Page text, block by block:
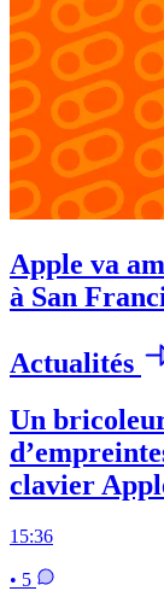
Apple va
à San
Actualités
Un
clavier
15:36
• 5